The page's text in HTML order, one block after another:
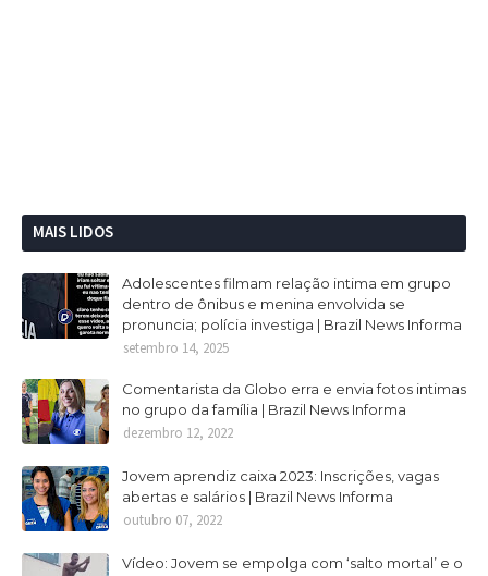
MAIS LIDOS
Adolescentes filmam relação intima em grupo
dentro de ônibus e menina envolvida se
pronuncia; polícia investiga | Brazil News Informa
setembro 14, 2025
Comentarista da Globo erra e envia fotos intimas
no grupo da família | Brazil News Informa
dezembro 12, 2022
Jovem aprendiz caixa 2023: Inscrições, vagas
abertas e salários | Brazil News Informa
outubro 07, 2022
Vídeo: Jovem se empolga com ‘salto mortal’ e o